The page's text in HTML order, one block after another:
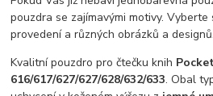
pouzdra se zajímavými motivy.
provedení a různých obrázků a designů.
Kvalitní pouzdro pro čtečku knih
616/617/627/627/628/632/633. Obal